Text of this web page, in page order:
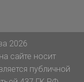
2026
сайте носит
публичной